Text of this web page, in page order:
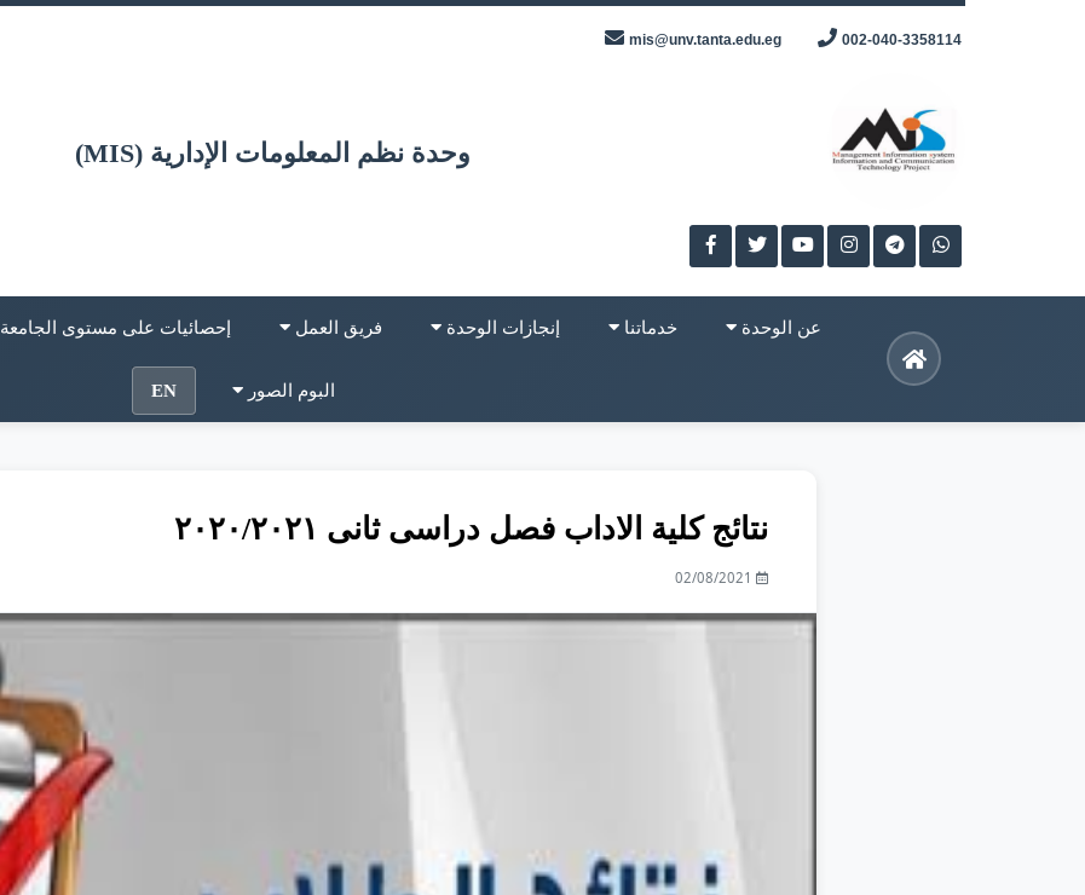
وحدة نظم المعلومات الإدارية (MIS)
002-040-3358114
mis@unv.tanta.edu.eg
عن الوحدة خدماتنا إنجازات الوحدة فريق العمل إحصائيات على مستوى الجامعة
البوم الصور EN
نتائج كلية الاداب فصل دراسى ثانى ٢٠٢٠/٢٠٢١
02/08/2021